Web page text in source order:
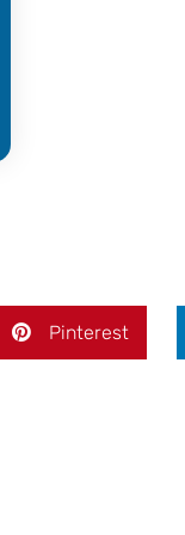
Pinterest